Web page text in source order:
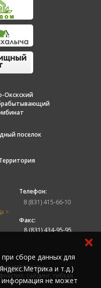
Окскский
поселок
>
Телефон:
8 (831) 415-66-10
Факс:
8 (831) 434-95-95
материалы:
сайдинг, гибкая
сборе данных для
и т.д.)
не может